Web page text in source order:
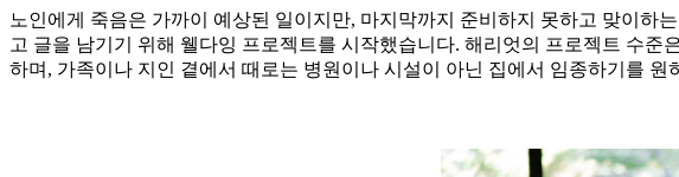
노인에게 죽음은 가까이 예상된 일이지만, 마지막까지 준비하지 못하고 맞이하
고 글을 남기기 위해 웰다잉 프로젝트를 시작했습니다. 해리엇의 프로젝트 수
하며, 가족이나 지인 곁에서 때로는 병원이나 시설이 아닌 집에서 임종하기를 원